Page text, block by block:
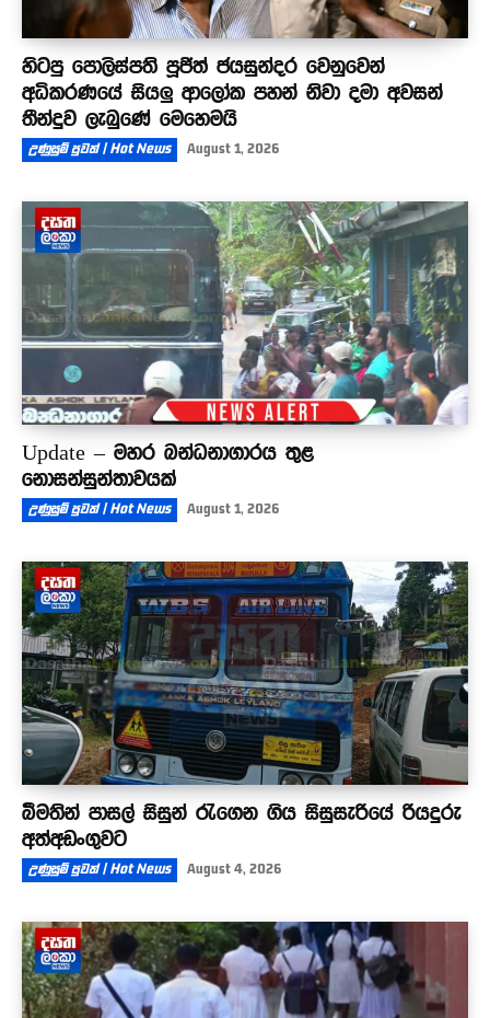
හිටපු පොලිස්පති පූජිත් ජයසුන්දර වෙනුවෙන්
අධිකරණයේ සියලු ආලෝක පහන් නිවා දමා අවසන්
තීන්දුව ලැබුණේ මෙහෙමයි
උණුසුම් පුවත් | Hot News August 1, 2026
Update – මහර බන්ධනාගාරය තුළ
නොසන්සුන්තාවයක්
උණුසුම් පුවත් | Hot News August 1, 2026
බීමතින් පාසල් සිසුන් රැගෙන ගිය සිසුසැරියේ රියදුරු
අත්අඩංගුවට
උණුසුම් පුවත් | Hot News August 4, 2026